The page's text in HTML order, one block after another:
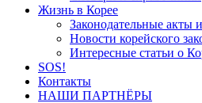
Жизнь в Корее
Законодательные акты
Новости корейского
Интересные статьи о
SOS!
Контакты
НАШИ ПАРТНЁРЫ